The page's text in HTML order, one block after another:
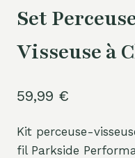
Set
Visseuse à
59,99 €
Kit perceuse-
fil Parkside